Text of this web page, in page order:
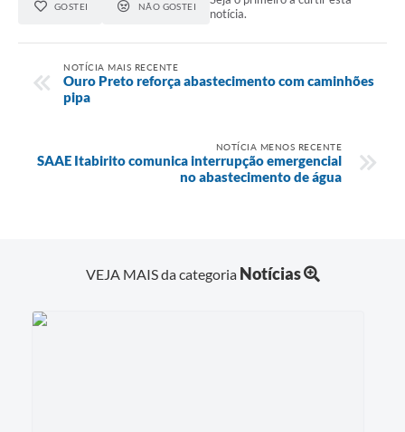
GOSTEI NÃO GOSTEI
notícia.
NOTÍCIA MAIS RECENTE
Ouro Preto reforça abastecimento com caminhões
pipa
NOTÍCIA MENOS RECENTE
SAAE Itabirito comunica interrupção emergencial
no abastecimento de água
VEJA MAIS da categoria Notícias